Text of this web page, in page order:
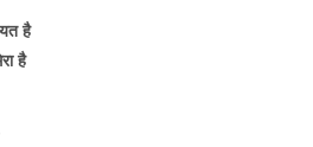
है
है